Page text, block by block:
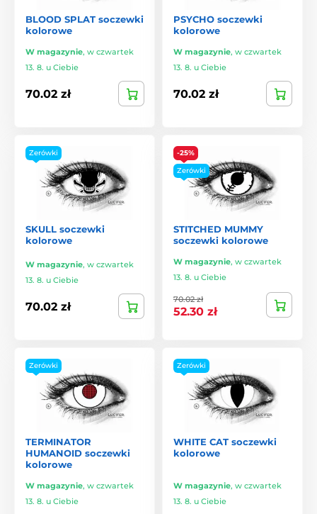
BLOOD SPLAT soczewki
kolorowe
W magazynie, w czwartek
13. 8. u Ciebie
70.02 zł
PSYCHO soczewki
kolorowe
W magazynie, w czwartek
13. 8. u Ciebie
70.02 zł
Zerówki
SKULL soczewki
kolorowe
W magazynie, w czwartek
13. 8. u Ciebie
70.02 zł
-25%
Zerówki
STITCHED MUMMY
soczewki kolorowe
W magazynie, w czwartek
13. 8. u Ciebie
70.02 zł
52.30 zł
Zerówki
TERMINATOR
HUMANOID soczewki
kolorowe
W magazynie, w czwartek
13. 8. u Ciebie
Zerówki
WHITE CAT soczewki
kolorowe
W magazynie, w czwartek
13. 8. u Ciebie